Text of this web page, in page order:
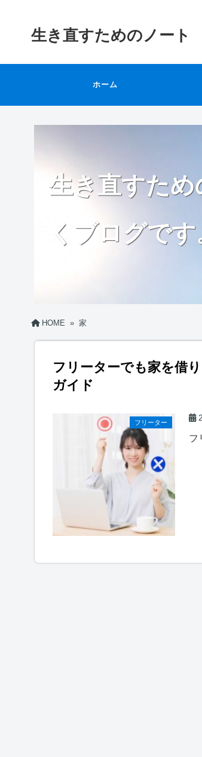
生き直すためのノート
ホーム
生き直すた
くブログです
HOME » 家
フリーターでも家を借
ガイド
フリーター
フ